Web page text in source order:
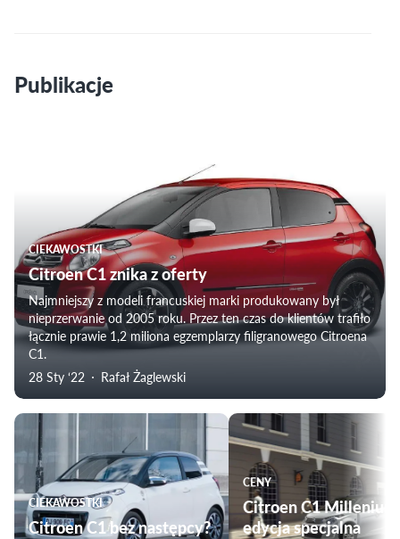
Publikacje
CIEKAWOSTKI
Citroen C1 znika z oferty
Najmniejszy z modeli francuskiej marki produkowany był
nieprzerwanie od 2005 roku. Przez ten czas do klientów trafiło
łącznie prawie 1,2 miliona egzemplarzy filigranowego Citroena
C1.
28 Sty ‘22
Rafał Żaglewski
CIEKAWOSTKI
Citroen C1 bez następcy?
CENY
Citroen C1
edycja specjalna